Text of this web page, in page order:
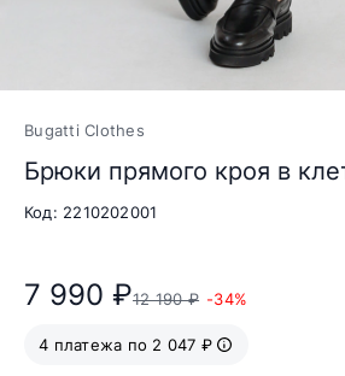
Bugatti Clothes
Брюки прямого кроя в
Код: 2210202001
7 990 ₽12 190 ₽ -34%
4 платежа по 2 047 ₽